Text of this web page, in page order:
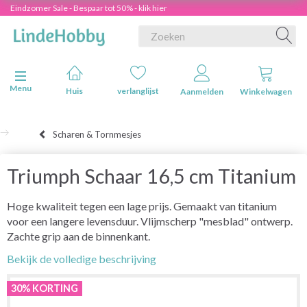
Eindzomer Sale - Bespaar tot 50% - klik hier
Navigatie in-/uitschakelen
Menu
Huis verlanglijst Aanmelden Winkelwagen
Scharen & Tornmesjes
Triumph Schaar 16,5 cm Titanium
Hoge kwaliteit tegen een lage prijs. Gemaakt van titanium
voor een langere levensduur. Vlijmscherp "mesblad" ontwerp.
Zachte grip aan de binnenkant.
Bekijk de volledige beschrijving
30% KORTING